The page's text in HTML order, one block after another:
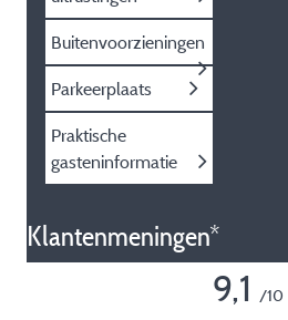
Buitenvoorzieningen
Parkeerplaats
Praktische
gasteninformatie
Klantenmeningen*
9,1 /10